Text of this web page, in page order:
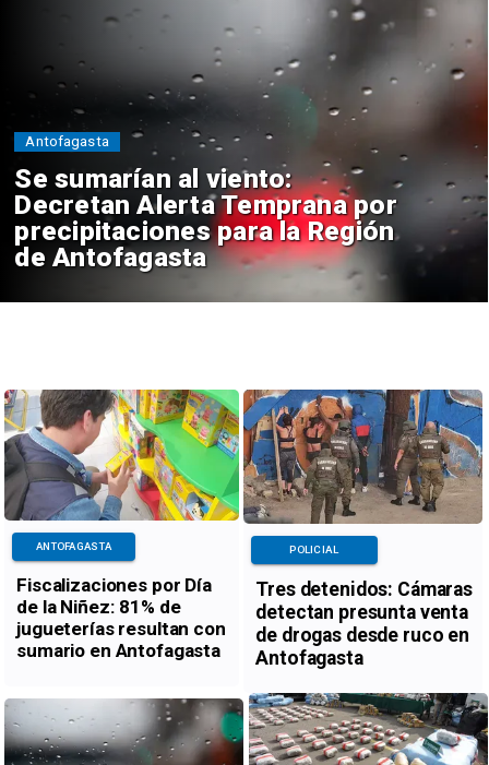
Se sumarían al viento:
Decretan Alerta Temprana por
precipitaciones para la Región
de Antofagasta
Antofagasta
Fiscalizaciones por Día
de la Niñez: 81% de
jugueterías resultan con
sumario en Antofagasta
ANTOFAGASTA
Tres detenidos: Cámaras
detectan presunta venta
de drogas desde ruco en
Antofagasta
POLICIAL